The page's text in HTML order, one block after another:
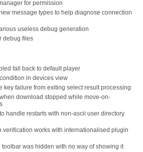
for permission
message types to help diagnose connection
useless debug generation
debug files
fall back to default player
in devices view
key failure from exiting select result processing
download stopped while move-on-
handle restarts with non-ascii user directory
verification works with internationalised plugin
toolbar was hidden with no way of showing it